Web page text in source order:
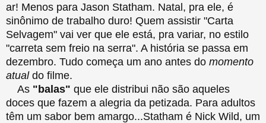
ar! Menos para Jason Statham. Natal, pra ele, é
sinônimo de trabalho duro! Quem assistir "Carta
Selvagem" vai ver que ele está, pra variar, no estilo
"carreta sem freio na serra". A história se passa em
dezembro. Tudo começa um ano antes do momento
atualdo filme.
As "balas" que ele distribui não são aqueles
doces que fazem a alegria da petizada. Para adultos
têm um sabor bem amargo...Statham é Nick Wild, um